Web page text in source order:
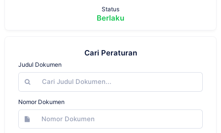
Status
Berlaku
Cari Peraturan
Judul Dokumen
Nomor Dokumen